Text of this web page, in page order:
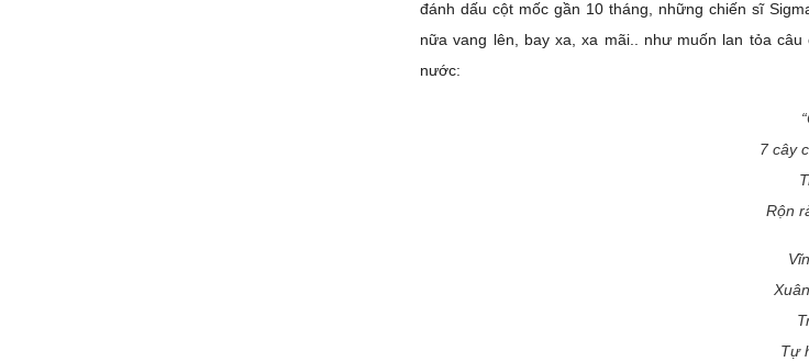
đánh dấu cột mốc gần 10 tháng, những chiến sĩ
nữa vang lên, bay xa, xa mãi.. như muốn lan tỏa
nước:
7 cây
Rộn
Tự